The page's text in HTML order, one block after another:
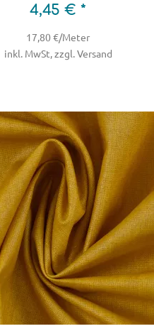
4,45 € *
17,80 €/Meter
inkl. MwSt, zzgl. Versand